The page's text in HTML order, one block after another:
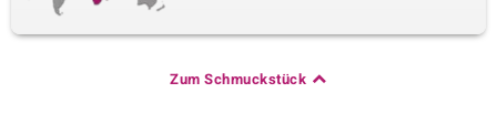
Zum Schmuckstück